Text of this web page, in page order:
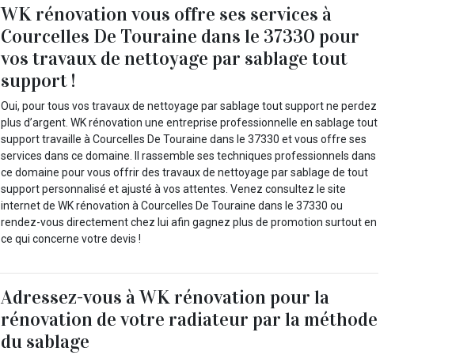
WK rénovation vous offre ses services à
Courcelles De Touraine dans le 37330 pour
vos travaux de nettoyage par sablage tout
support !
Oui, pour tous vos travaux de nettoyage par sablage tout support ne perdez
plus d’argent. WK rénovation une entreprise professionnelle en sablage tout
support travaille à Courcelles De Touraine dans le 37330 et vous offre ses
services dans ce domaine. Il rassemble ses techniques professionnels dans
ce domaine pour vous offrir des travaux de nettoyage par sablage de tout
support personnalisé et ajusté à vos attentes. Venez consultez le site
internet de WK rénovation à Courcelles De Touraine dans le 37330 ou
rendez-vous directement chez lui afin gagnez plus de promotion surtout en
ce qui concerne votre devis !
Adressez-vous à WK rénovation pour la
rénovation de votre radiateur par la méthode
du sablage